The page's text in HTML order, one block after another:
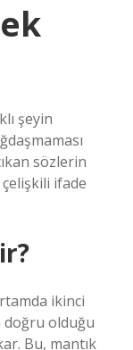
şeyin
sözlerin
ifade
ikinci
doğru olduğu
Bu, mantık